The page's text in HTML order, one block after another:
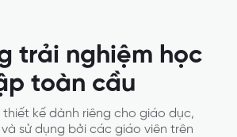
trải nghiệm học
toàn cầu
thiết kế dành riêng cho giáo dục,
sử dụng bởi các giáo viên trên